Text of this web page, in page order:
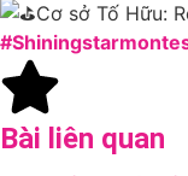
Cơ sở Tố Hữu:
Bài liên quan